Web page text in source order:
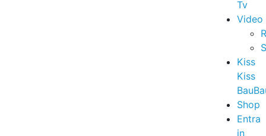
Tv
Video
Kiss
Kiss
Shop
Entra
in